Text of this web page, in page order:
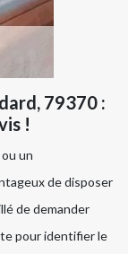
79370 :
!
un
de disposer
de demander
pour identifier le